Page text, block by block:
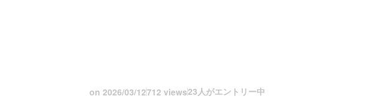
on 2026/03/12712 views23人がエントリー中